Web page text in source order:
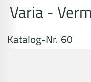
Varia -
Katalog-Nr. 60